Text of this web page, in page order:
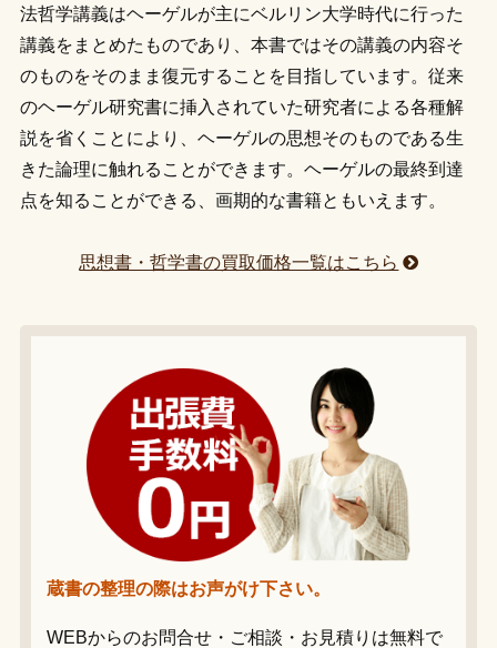
法哲学講義はヘーゲルが主にベルリン大学時代に行った
講義をまとめたものであり、本書ではその講義の内容そ
のものをそのまま復元することを目指しています。従来
のヘーゲル研究書に挿入されていた研究者による各種解
説を省くことにより、ヘーゲルの思想そのものである生
きた論理に触れることができます。ヘーゲルの最終到達
点を知ることができる、画期的な書籍ともいえます。
思想書・哲学書の買取価格一覧はこちら
蔵書の整理の際はお声がけ下さい。
WEBからのお問合せ・ご相談・お見積りは無料で